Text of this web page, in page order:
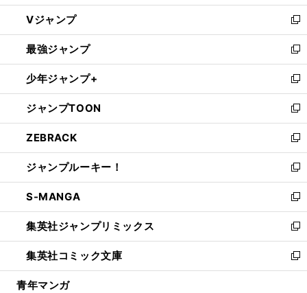
ウ
ィ
ン
ド
ウ
で
開
く
し
い
ウ
ィ
ン
ド
ウ
で
開
く
Vジャンプ
新
し
い
ウ
ィ
ン
ド
ウ
で
開
く
最強ジャンプ
新
し
い
ウ
ィ
ン
ド
ウ
で
開
く
少年ジャンプ+
新
し
い
ウ
ィ
ン
ド
ウ
で
開
く
ジャンプTOON
新
し
い
ウ
ィ
ン
ド
ウ
で
開
く
ZEBRACK
新
し
い
ウ
ィ
ン
ド
ウ
で
開
ジャンプルーキー！
新
し
い
ウ
ィ
ン
ド
ウ
S-MANGA
新
し
い
ウ
ィ
ン
集英社ジャンプリミックス
新
し
い
ウ
集英社コミック文庫
新
し
青年マンガ